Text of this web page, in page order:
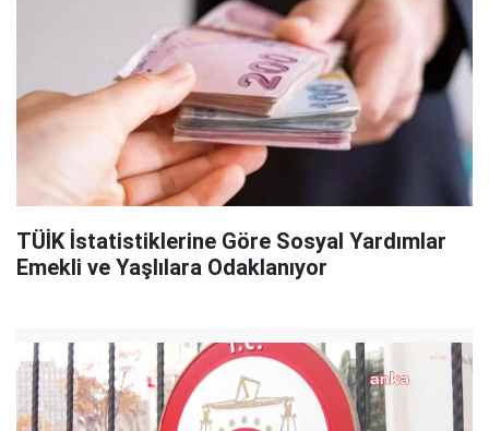
TÜİK İstatistiklerine Göre Sosyal Yardımlar
Emekli ve Yaşlılara Odaklanıyor